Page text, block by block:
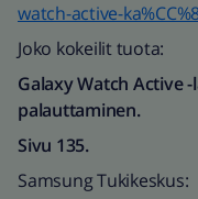
watch-active-
Joko kokeilit tuota:
Galaxy Watch Active
palauttaminen.
Sivu 135.
Samsung Tukikeskus: